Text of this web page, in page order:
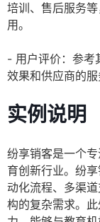
培训、售后服务
用。
- 用户评价：参考
效果和供应商的服
实例说明
纷享销客是一个
育创新行业。纷
动化流程、多渠
构的复杂需求。